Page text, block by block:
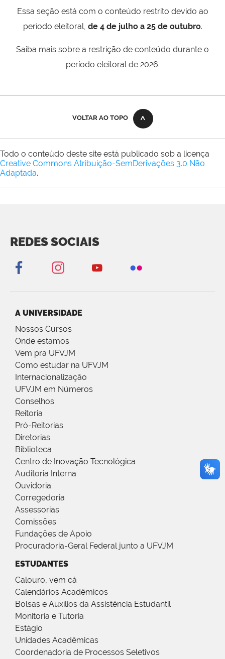
Essa seção está com o conteúdo restrito devido ao
período eleitoral, de 4 de julho a 25 de outubro.
Saiba mais sobre a restrição de conteúdo durante o
período eleitoral de 2026.
VOLTAR AO TOPO
Todo o conteúdo deste site está publicado sob a licença
Creative Commons Atribuição-SemDerivações 3.0 Não
Adaptada.
REDES SOCIAIS
A UNIVERSIDADE
Nossos Cursos
Onde estamos
Vem pra UFVJM
Como estudar na UFVJM
Internacionalização
UFVJM em Números
Conselhos
Reitoria
Pró-Reitorias
Diretorias
Biblioteca
Centro de Inovação Tecnológica
Auditoria Interna
Ouvidoria
Corregedoria
Assessorias
Comissões
Fundações de Apoio
Procuradoria-Geral Federal junto a UFVJM
ESTUDANTES
Calouro, vem cá
Calendários Acadêmicos
Bolsas e Auxílios da Assistência Estudantil
Monitoria e Tutoria
Estágio
Unidades Acadêmicas
Coordenadoria de Processos Seletivos